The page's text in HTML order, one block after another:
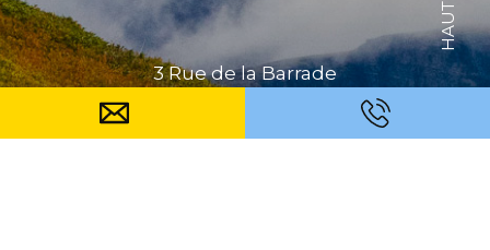
3 Rue de la Barrade